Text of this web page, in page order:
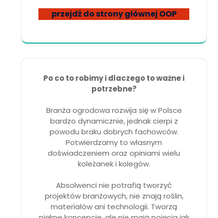
przejdź do strony głównej OOP
Po co to robimy i dlaczego to ważne i
potrzebne?
Branża ogrodowa rozwija się w Polsce
bardzo dynamicznie, jednak cierpi z
powodu braku dobrych fachowców.
Potwierdzamy to własnym
doświadczeniem oraz opiniami wielu
koleżanek i kolegów.
Absolwenci nie potrafią tworzyć
projektów branżowych, nie znają roślin,
materiałów ani technologii. Tworzą